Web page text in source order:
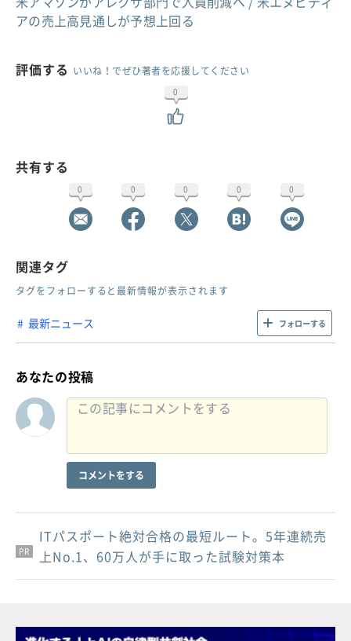
アの売上高見通しが予想上回る
評価する いいね！でぜひ著者を応援してください
0
共有する
0 0 0 0 0
関連タグ
タグをフォローすると最新情報が表示されます
最新ニュース フォローする
あなたの投稿
コメントをする
PR
PR
PR
ITパスポート絶対合格の最短ルート。5年連続売
上No.1、60万人が手に取った試験対策本